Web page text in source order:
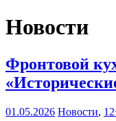
Новости
Фронтовой
01.05.2026 Новости,